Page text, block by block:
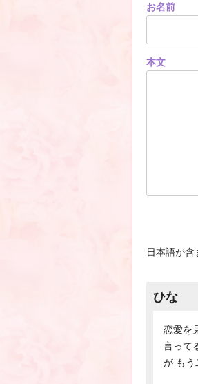
お名前
本文
日本語が含
ひな
恋愛を
言って
が もう